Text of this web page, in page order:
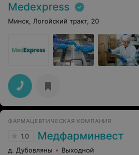
Medexpress
Минск, Логойский тракт, 20
ФАРМАЦЕВТИЧЕСКАЯ КОМПАНИЯ
1.0 Медфарминвест
д. Дубовляны Выходной